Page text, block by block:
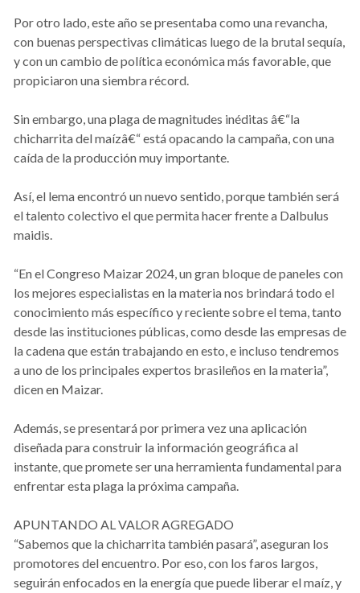
Por otro lado, este año se presentaba como una revancha,
con buenas perspectivas climáticas luego de la brutal sequía,
y con un cambio de política económica más favorable, que
propiciaron una siembra récord.
Sin embargo, una plaga de magnitudes inéditas â€“la
chicharrita del maízâ€“ está opacando la campaña, con una
caída de la producción muy importante.
Así, el lema encontró un nuevo sentido, porque también será
el talento colectivo el que permita hacer frente a Dalbulus
maidis.
“En el Congreso Maizar 2024, un gran bloque de paneles con
los mejores especialistas en la materia nos brindará todo el
conocimiento más específico y reciente sobre el tema, tanto
desde las instituciones públicas, como desde las empresas de
la cadena que están trabajando en esto, e incluso tendremos
a uno de los principales expertos brasileños en la materia”,
dicen en Maizar.
Además, se presentará por primera vez una aplicación
diseñada para construir la información geográfica al
instante, que promete ser una herramienta fundamental para
enfrentar esta plaga la próxima campaña.
APUNTANDO AL VALOR AGREGADO
“Sabemos que la chicharrita también pasará”, aseguran los
promotores del encuentro. Por eso, con los faros largos,
seguirán enfocados en la energía que puede liberar el maíz, y